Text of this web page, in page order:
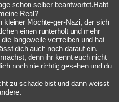
schon selber beantwortet.Habt
Real?
kleiner Möchte-ger-Nazi, der sich
einen runterholt und mehr
langeweile vertreiben und hat
dich auch noch darauf ein.
denn ihr kennt euch nicht
noch nie richtig gesehen und du
zu schade bist und dann weisst